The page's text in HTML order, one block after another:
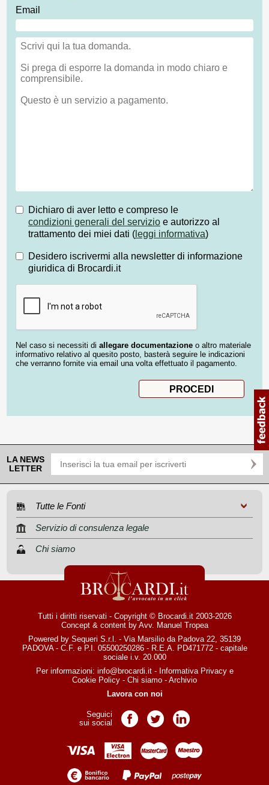
Email
Dichiaro di aver letto e compreso le
condizioni generali del servizio e autorizzo al
trattamento dei miei dati ( leggi informativa)
Desidero iscrivermi alla newsletter di informazione
giuridica di Brocardi.it
Nel caso si necessiti di allegare documentazione o altro materiale
informativo relativo al quesito posto, basterà seguire le indicazioni
che verranno fornite via email una volta effettuato il pagamento.
LA NEWS
LETTER
Tutte le Fonti
Servizio di consulenza legale
Chi siamo
Tutti i diritti riservati - Copyright © Brocardi.it 2003-2026
Concept & content by Avv. Manuel Tropea
Powered by Sequeri S.r.l. - Via Marsilio da Padova 22, 35139
PADOVA - C.F. e P.I. 05500250286 - R.E.A. PD471772 - capitale
sociale i.v. 20.000
Per informazioni: info@brocardi.it- Informativa Privacye
Cookie Policy - Chi siamo - Archivio
Lavora con noi
Seguici
sui social
Pagina Facebook
Pagina TwitterPagina LinkedIn